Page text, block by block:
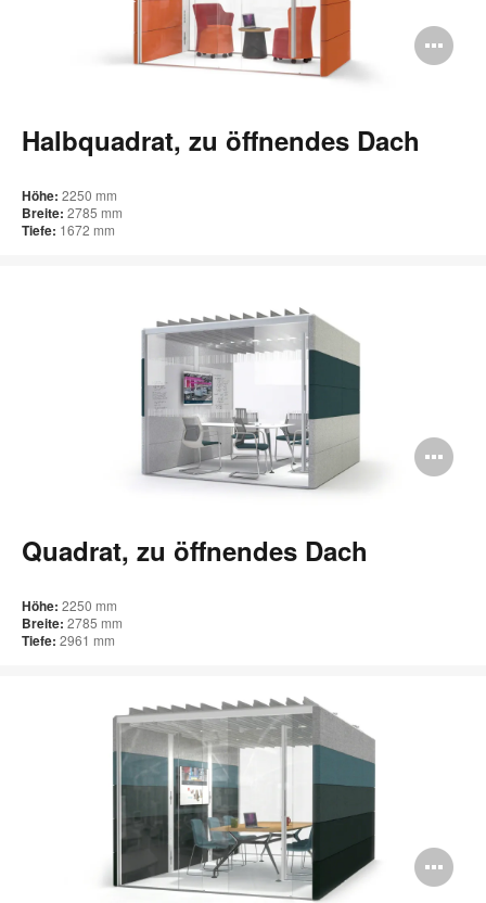
Halbquadrat, zu öffnendes Dach
Höhe: 2250 mm
Breite: 2785 mm
Tiefe: 1672 mm
Quadrat, zu öffnendes Dach
Höhe: 2250 mm
Breite: 2785 mm
Tiefe: 2961 mm